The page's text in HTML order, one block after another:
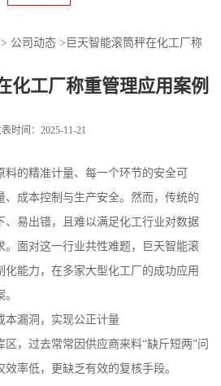
> 公司动态 > 巨天智能滚筒秤在化工厂称
化工厂称重管理应用案例
时间：2025-11-21
的精准计量、每一个环节的安全可
、成本控制与生产安全。然而，传统的
、易出错，且难以满足化工行业对数据
。面对这一行业共性难题，巨天智能滚
能力，在多家大型化工厂的成功应用
本漏洞，实现公正计量
，过去常常因供应商来料“缺斤短两”问
率低，更缺乏有效的复核手段。